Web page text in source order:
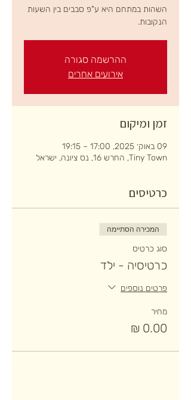
השהות במתחם היא ע"פ סבבים בין השעות
הנקובות.
ההרשמה סגורה
אירועים אחרים
זמן ומיקום
09 באוק׳ 2025, 17:00 – 19:15
Tiny Town, החרש 16, נס ציונה, ישראל
כרטיסים
המכירה הסתיימה
סוג כרטיס
כרטיסיה - ילד
פרטים נוספים
מחיר